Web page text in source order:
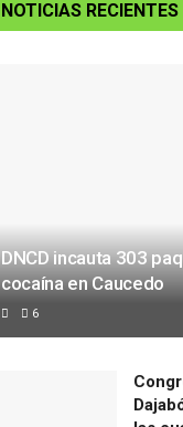
NOTICIAS RECIENTES
DNCD incauta 303
cocaína en Caucedo
6